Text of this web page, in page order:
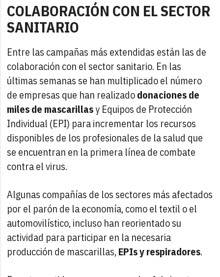
COLABORACIÓN CON EL SECTOR
SANITARIO
Entre las campañas más extendidas están las de
colaboración con el sector sanitario. En las
últimas semanas se han multiplicado el número
de empresas que han realizadodonaciones de
miles de mascarillasy Equipos de Protección
Individual (EPI) para incrementar los recursos
disponibles de los profesionales de la salud que
se encuentran en la primera línea de combate
contra el virus.
Algunas compañías de los sectores más afectados
por el parón de la economía, como el textil o el
automovilístico, incluso han reorientado su
actividad para participar en la necesaria
producción de mascarillas,EPIs y respiradores.